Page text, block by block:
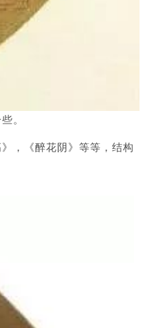
。
，《醉花阴》等等，结构